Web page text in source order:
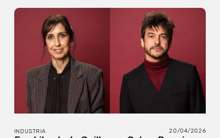
INDUSTRIA 20/04/2026